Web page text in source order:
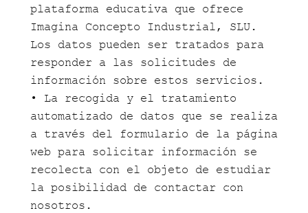
plataforma educativa que ofrece
Imagina Concepto Industrial, SLU.
Los datos pueden ser tratados para
responder a las solicitudes de
información sobre estos servicios.
• La recogida y el tratamiento
automatizado de datos que se realiza
a través del formulario de la página
web para solicitar información se
recolecta con el objeto de estudiar
la posibilidad de contactar con
nosotros.